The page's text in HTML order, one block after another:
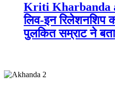
Kriti Kharbanda
लिव-इन रिलेशनशिप
पुलकित सम्राट ने